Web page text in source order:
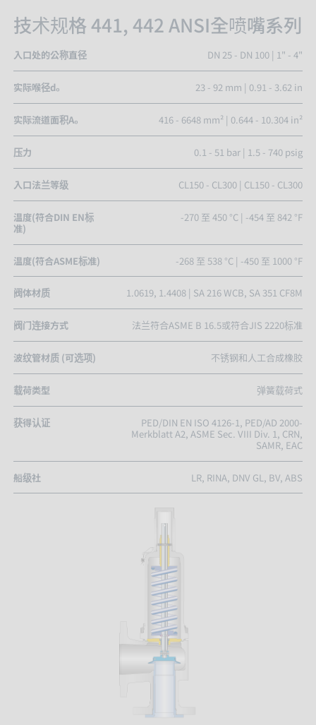
技术规格 441, 442 ANSI全喷嘴系列
入口处的公称直径 DN 25 - DN 100 | 1" - 4"
实际喉径d₀ 23 - 92 mm | 0.91 - 3.62 in
实际流道面积A₀ 416 - 6648 mm² | 0.644 - 10.304 in²
压力 0.1 - 51 bar | 1.5 - 740 psig
入口法兰等级 CL150 - CL300 | CL150 - CL300
温度(符合DIN EN标
准)
-270 至 450 °C | -454 至 842 °F
温度(符合ASME标准) -268 至 538 °C | -450 至 1000 °F
阀体材质 1.0619, 1.4408 | SA 216 WCB, SA 351 CF8M
阀门连接方式 法兰符合ASME B 16.5或符合JIS 2220标准
波纹管材质 (可选项) 不锈钢和人工合成橡胶
载荷类型 弹簧载荷式
获得认证
PED/DIN EN ISO 4126-1, PED/AD 2000-
Merkblatt A2, ASME Sec. VIII Div. 1, CRN,
SAMR, EAC
船级社 LR, RINA, DNV GL, BV, ABS